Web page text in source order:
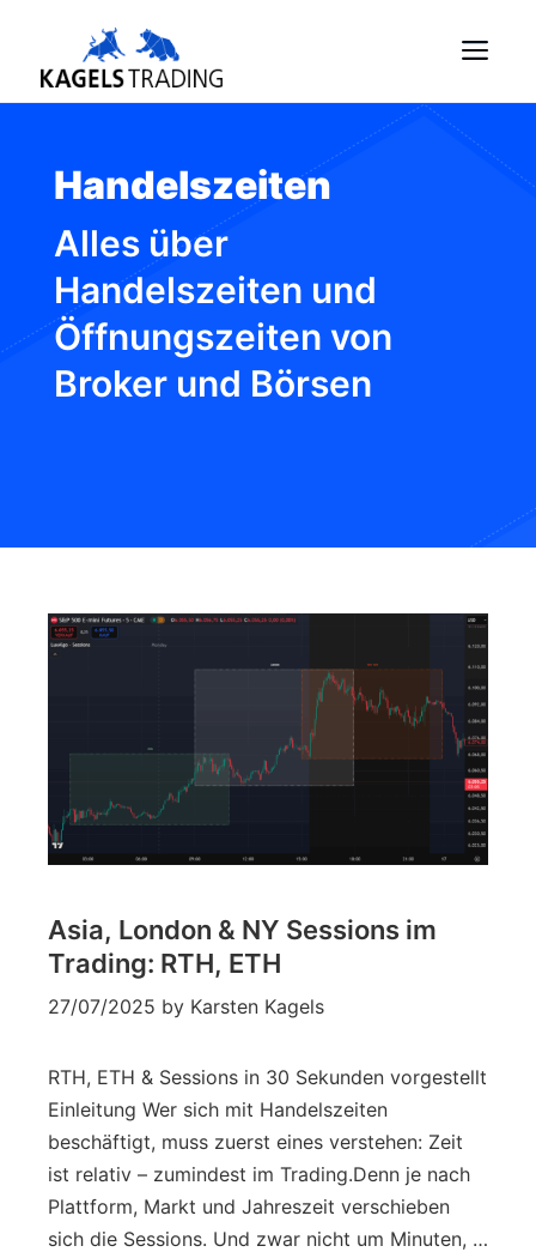
content
Handelszeiten
Alles über
Handelszeiten und
Öffnungszeiten von
Broker und Börsen
Asia, London & NY Sessions im
Trading: RTH, ETH
27/07/2025 by Karsten Kagels
RTH, ETH & Sessions in 30 Sekunden vorgestellt
Einleitung Wer sich mit Handelszeiten
beschäftigt, muss zuerst eines verstehen: Zeit
ist relativ – zumindest im Trading.Denn je nach
Plattform, Markt und Jahreszeit verschieben
sich die Sessions. Und zwar nicht um Minuten, …